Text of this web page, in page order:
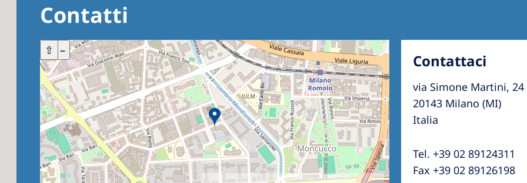
Contatti
+ –
⇧
Contattaci
via Simone Martini, 24
20143 Milano (MI)
Italia
Tel. +39 02 89124311
Fax +39 02 89126198